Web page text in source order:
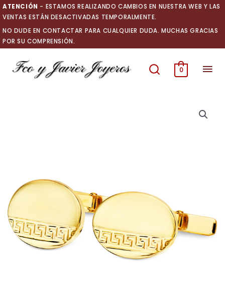
Ir
al
contenido
ATENCIÓN - ESTAMOS REALIZANDO CAMBIOS EN NUESTRA WEB Y LAS
VENTAS ESTÁN DESACTIVADAS TEMPORALMENTE.
NO DUDE EN CONTACTAR PARA CUALQUIER DUDA. MUCHAS GRACIAS
POR SU COMPRENSIÓN.
0